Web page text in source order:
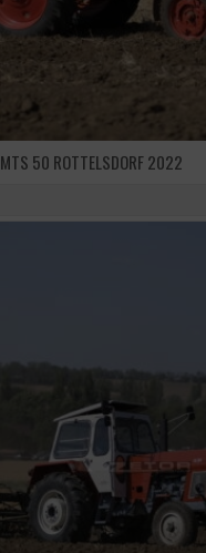
MTS 50 ROTTELSDORF 2022